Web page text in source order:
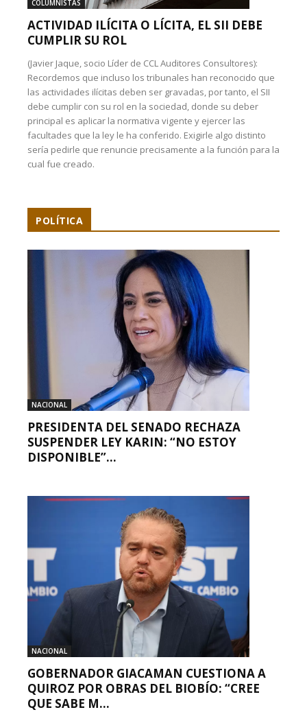
COLUMNISTAS
ACTIVIDAD ILÍCITA O LÍCITA, EL SII DEBE
CUMPLIR SU ROL
(Javier Jaque, socio Líder de CCL Auditores Consultores):
Recordemos que incluso los tribunales han reconocido que
las actividades ilícitas deben ser gravadas, por tanto, el SII
debe cumplir con su rol en la sociedad, donde su deber
principal es aplicar la normativa vigente y ejercer las
facultades que la ley le ha conferido. Exigirle algo distinto
sería pedirle que renuncie precisamente a la función para la
cual fue creado.
POLÍTICA
NACIONAL
PRESIDENTA DEL SENADO RECHAZA
SUSPENDER LEY KARIN: “NO ESTOY
DISPONIBLE”...
NACIONAL
GOBERNADOR GIACAMAN CUESTIONA A
QUIROZ POR OBRAS DEL BIOBÍO: “CREE
QUE SABE M...